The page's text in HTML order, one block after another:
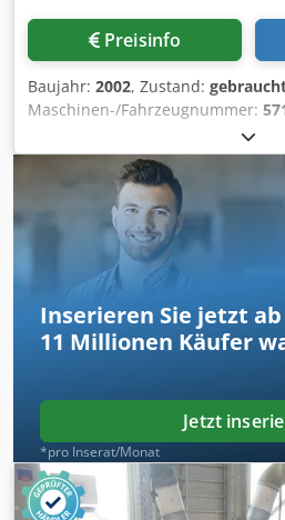
Preisinfo
Baujahr: 2002, Zustand:
Maschinen-/Fahrzeugnummer:
Superfici - Typ TT1-30 - Mit
mm - Arbeitsbreite 1.350 mm -
Arbeitshöhe 900 + - 20 mm -
am Lager - Volt, Hz 400 / 50 -
Url Uepfx Amysrf
Inserieren Sie jetzt ab
11 Millionen Käufer
Jetzt
*pro Inserat/Monat